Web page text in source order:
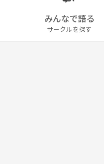
みんなで語る
サークルを探す